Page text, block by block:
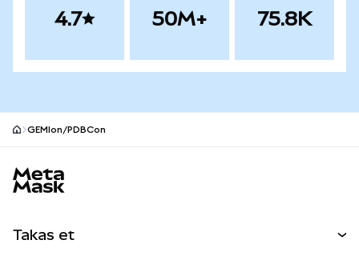
4.7 50M+ 75.8K
GEMIon/PDBCon
Takas et